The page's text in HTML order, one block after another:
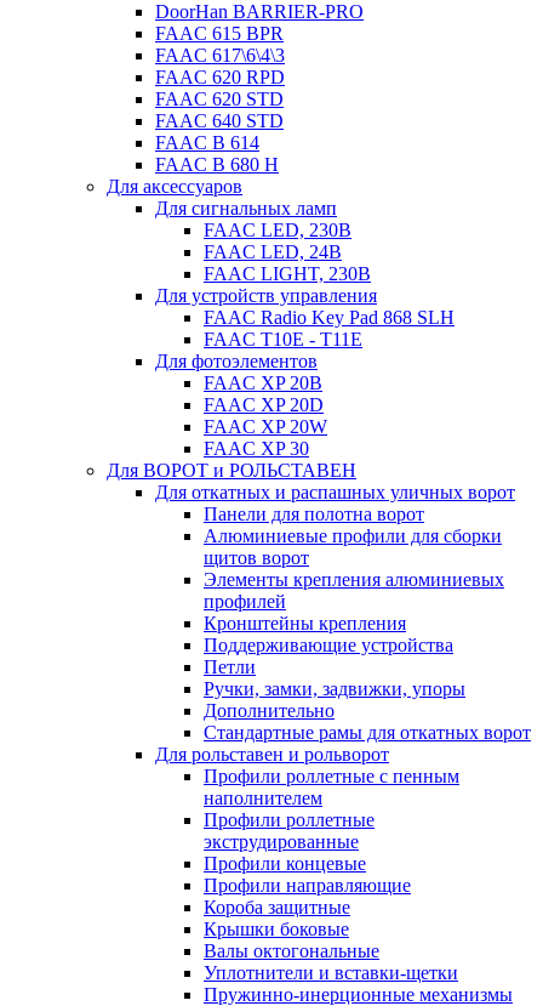
DoorHan BARRIER-PRO
FAAC 615 BPR
FAAC 617\6\4\3
FAAC 620 RPD
FAAC 620 STD
FAAC 640 STD
FAAC B 614
FAAC B 680 H
Для аксессуаров
Для сигнальных ламп
FAAC LED, 230B
FAAC LED, 24B
FAAC LIGHT, 230B
Для устройств управления
FAAC Radio Key Pad 868 SLH
FAAC T10E - T11E
Для фотоэлементов
FAAC XP 20B
FAAC XP 20D
FAAC XP 20W
FAAC XP 30
Для ВОРОТ и РОЛЬСТАВЕН
Для откатных и распашных уличных ворот
Панели для полотна ворот
Алюминиевые профили для сборки
щитов ворот
Элементы крепления алюминиевых
профилей
Кронштейны крепления
Поддерживающие устройства
Петли
Ручки, замки, задвижки, упоры
Дополнительно
Стандартные рамы для откатных ворот
Для рольставен и рольворот
Профили роллетные с пенным
наполнителем
Профили роллетные
экструдированные
Профили концевые
Профили направляющие
Короба защитные
Крышки боковые
Валы октогональные
Уплотнители и вставки-щетки
Пружинно-инерционные механизмы